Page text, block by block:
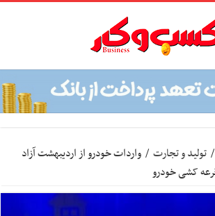
/ تولید و تجارت / واردات خودرو از اردیبهشت آزاد
کشی خودرو